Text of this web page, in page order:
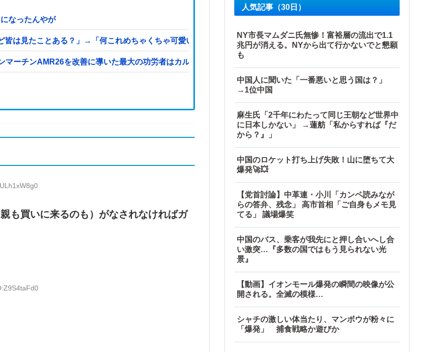
なったんやが
皆は見たことある？」→「何これめちゃくちゃ可愛いｗｗ」【海外の反応】
ーチンAMR26を改善に導いた最大の功労者はカルディレ他
も買いに来るのも）がなされなければガ
人気記事（30日）
NY市長マムダニ氏無惨！富裕層の流出で1.1
兆円が消える。NYから出て行かないでと懇願
も
中国人に聞いた「一番悪いと思う国は？」
→1位中国
麻生氏「2千年にわたって同じ王朝など世界中
に日本しかない」 →蓮舫「私からすれば『だ
から？』」
中国のロケット打ち上げ失敗！山に堕ちて大
爆発🚀💥
【党首討論】中革連・小川「カンペ読みなが
らの答弁、残念」 高市首相「ご自身もメモ見
てる」 議場爆笑
中国のバス、乗客が我先にと押し合いへし合
い激突…『多数の国ではもう見られない光
景』
【動画】イオンモール爆発の瞬間の映像が公
開される。全滅の模様…
シャチの激しい体当たり、マンボウが粉々に
「爆発」 捕食戦略か遊びか